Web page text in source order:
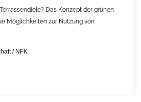
Das Konzept der grünen
Möglichkeiten zur Nutzung von
/ NFK